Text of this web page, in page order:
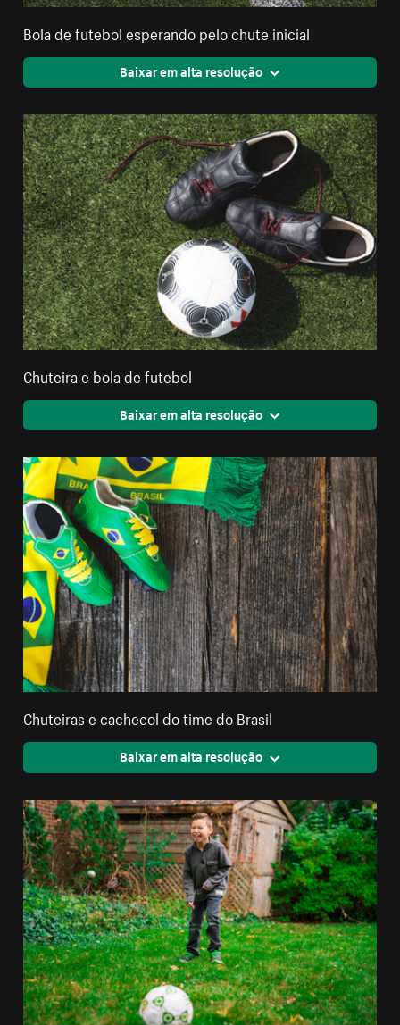
Bola de futebol esperando pelo chute inicial
Baixar em alta resolução
Chuteira e bola de futebol
Baixar em alta resolução
Chuteiras e cachecol do time do Brasil
Baixar em alta resolução